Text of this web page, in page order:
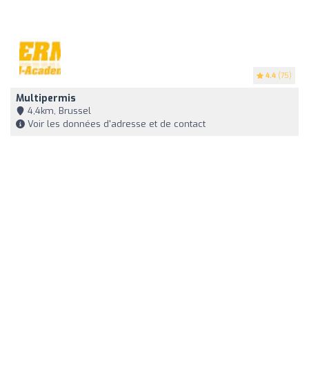
4.4 (75)
Multipermis
4,4km, Brussel
Voir les données d'adresse et de contact